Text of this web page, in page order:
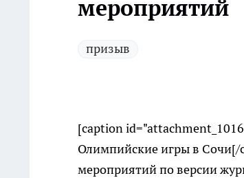
мероприятий
призыв
[caption
Олимпийские игры в Сочи[/
мероприятий по версии